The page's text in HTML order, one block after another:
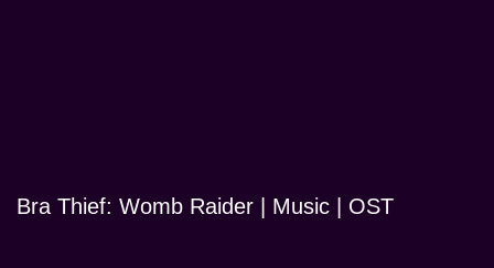
Bra Thief: Womb Raider | Music | OST